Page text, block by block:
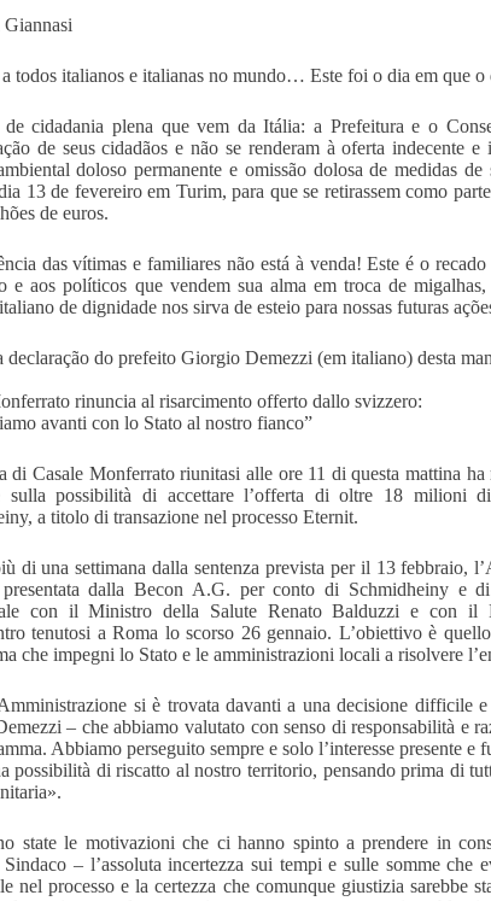
Giannasi
a todos italianos e italianas no mundo… Este foi o dia em que
cidadania plena que vem da Itália: a Prefeitura e o
de seus cidadãos e não se renderam à oferta indecente
doloso permanente e omissão dolosa de medidas
13 de fevereiro em Turim, para que se retirassem como
de euros.
das vítimas e familiares não está à venda! Este é o
e aos políticos que vendem sua alma em troca de
de dignidade nos sirva de esteio para nossas futuras
declaração do prefeito Giorgio Demezzi (em italiano) desta
rinuncia al risarcimento offerto dallo svizzero:
avanti con lo Stato al nostro fianco”
di Casale Monferrato riunitasi alle ore 11 di questa mattina
sulla possibilità di accettare l’offerta di oltre 18 milioni di
a titolo di transazione nel processo Eternit.
di una settimana dalla sentenza prevista per il 13 febbraio,
presentata dalla Becon A.G. per conto di Schmidheiny e
con il Ministro della Salute Renato Balduzzi e con il
tenutosi a Roma lo scorso 26 gennaio. L’obiettivo è
che impegni lo Stato e le amministrazioni locali a risolvere
si è trovata davanti a una decisione difficile
– che abbiamo valutato con senso di responsabilità e
Abbiamo perseguito sempre e solo l’interesse presente
possibilità di riscatto al nostro territorio, pensando prima di
state le motivazioni che ci hanno spinto a prendere in
– l’assoluta incertezza sui tempi e sulle somme che
nel processo e la certezza che comunque giustizia sarebbe